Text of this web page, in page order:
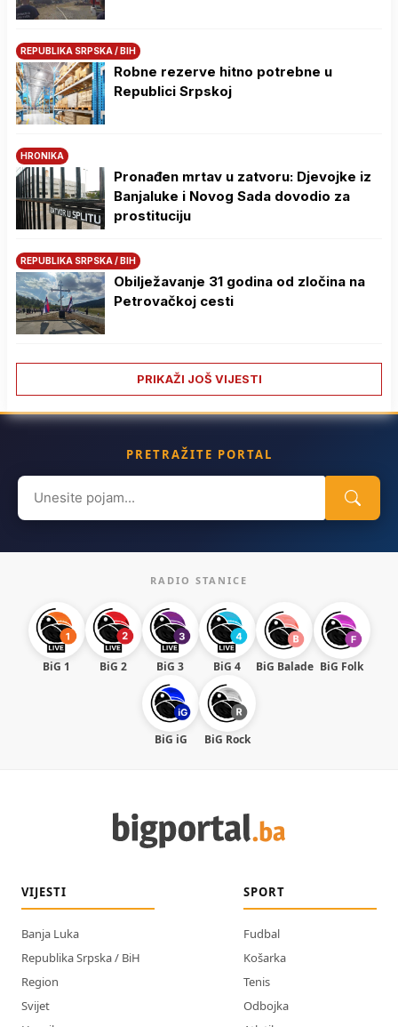
REPUBLIKA SRPSKA / BIH
Robne rezerve hitno potrebne u
Republici Srpskoj
HRONIKA
Pronađen mrtav u zatvoru: Djevojke iz
Banjaluke i Novog Sada dovodio za
prostituciju
REPUBLIKA SRPSKA / BIH
Obilježavanje 31 godina od zločina na
Petrovačkoj cesti
PRIKAŽI JOŠ VIJESTI
PRETRAŽITE PORTAL
Search
for:
RADIO STANICE
BiG 1 BiG 2 BiG 3 BiG 4 BiG Balade BiG Folk
BiG iG BiG Rock
VIJESTI
Banja Luka
Republika Srpska / BiH
Region
Svijet
SPORT
Fudbal
Košarka
Tenis
Odbojka